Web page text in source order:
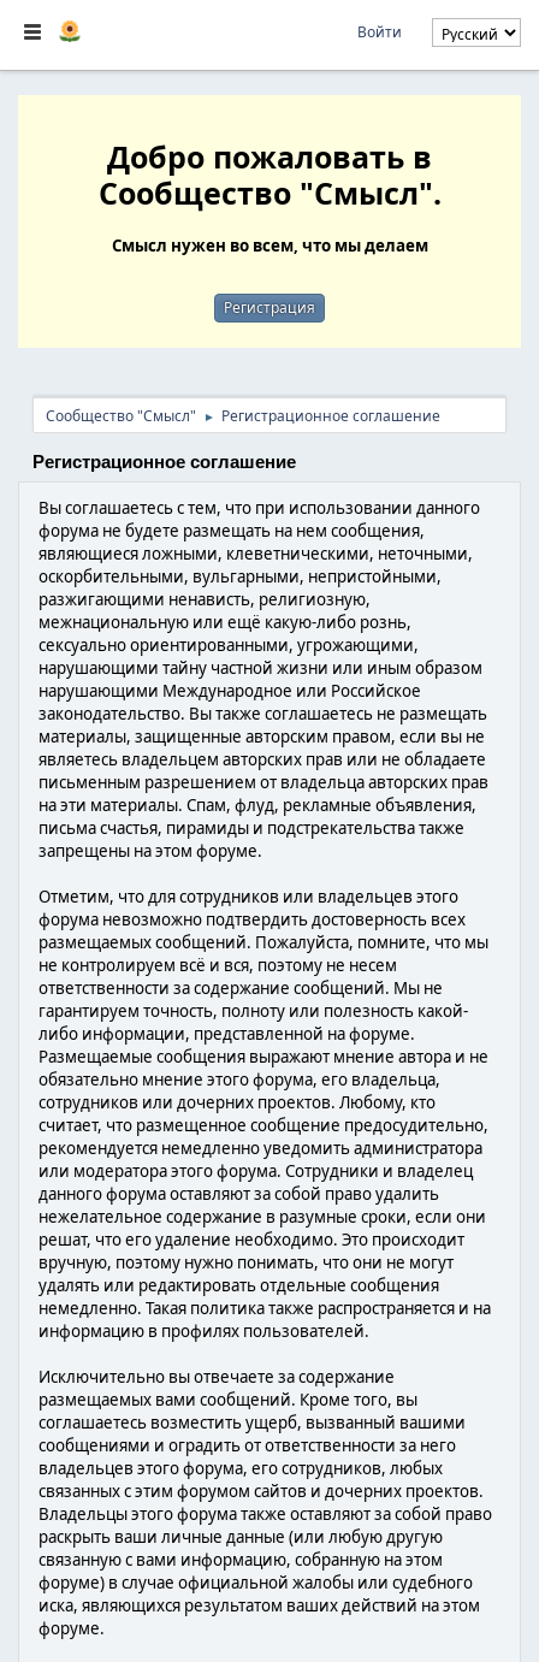
Войти
Добро пожаловать в
Сообщество "Смысл".
Смысл нужен во всем, что мы делаем
Регистрация
Сообщество "Смысл" ► Регистрационное соглашение
Регистрационное соглашение
Вы соглашаетесь с тем, что при использовании данного
форума не будете размещать на нем сообщения,
являющиеся ложными, клеветническими, неточными,
оскорбительными, вульгарными, непристойными,
разжигающими ненависть, религиозную,
межнациональную или ещё какую-либо рознь,
сексуально ориентированными, угрожающими,
нарушающими тайну частной жизни или иным образом
нарушающими Международное или Российское
законодательство. Вы также соглашаетесь не размещать
материалы, защищенные авторским правом, если вы не
являетесь владельцем авторских прав или не обладаете
письменным разрешением от владельца авторских прав
на эти материалы. Спам, флуд, рекламные объявления,
письма счастья, пирамиды и подстрекательства также
запрещены на этом форуме.
Отметим, что для сотрудников или владельцев этого
форума невозможно подтвердить достоверность всех
размещаемых сообщений. Пожалуйста, помните, что мы
не контролируем всё и вся, поэтому не несем
ответственности за содержание сообщений. Мы не
гарантируем точность, полноту или полезность какой-
либо информации, представленной на форуме.
Размещаемые сообщения выражают мнение автора и не
обязательно мнение этого форума, его владельца,
сотрудников или дочерних проектов. Любому, кто
считает, что размещенное сообщение предосудительно,
рекомендуется немедленно уведомить администратора
или модератора этого форума. Сотрудники и владелец
данного форума оставляют за собой право удалить
нежелательное содержание в разумные сроки, если они
решат, что его удаление необходимо. Это происходит
вручную, поэтому нужно понимать, что они не могут
удалять или редактировать отдельные сообщения
немедленно. Такая политика также распространяется и на
информацию в профилях пользователей.
Исключительно вы отвечаете за содержание
размещаемых вами сообщений. Кроме того, вы
соглашаетесь возместить ущерб, вызванный вашими
сообщениями и оградить от ответственности за него
владельцев этого форума, его сотрудников, любых
связанных с этим форумом сайтов и дочерних проектов.
Владельцы этого форума также оставляют за собой право
раскрыть ваши личные данные (или любую другую
связанную с вами информацию, собранную на этом
форуме) в случае официальной жалобы или судебного
иска, являющихся результатом ваших действий на этом
форуме.